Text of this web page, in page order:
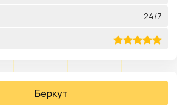
24/7
Беркут